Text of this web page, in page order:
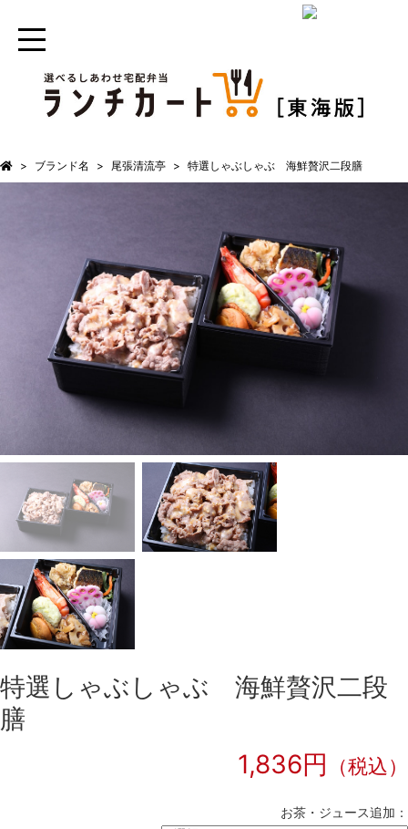
ブランド名 尾張清流亭 特選しゃぶしゃぶ 海鮮贅沢二段膳
特選しゃぶしゃぶ 海鮮贅沢二段
膳
1,836円
（税込）
お茶・ジュース追加：